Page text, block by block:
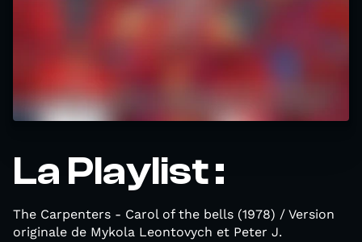
La Playlist :
The Carpenters - Carol of the bells (1978) / Version
originale de Mykola Leontovych et Peter J.